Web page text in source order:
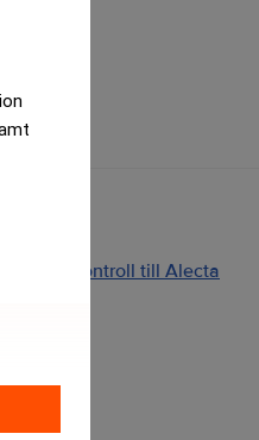
och kontroll till Alecta